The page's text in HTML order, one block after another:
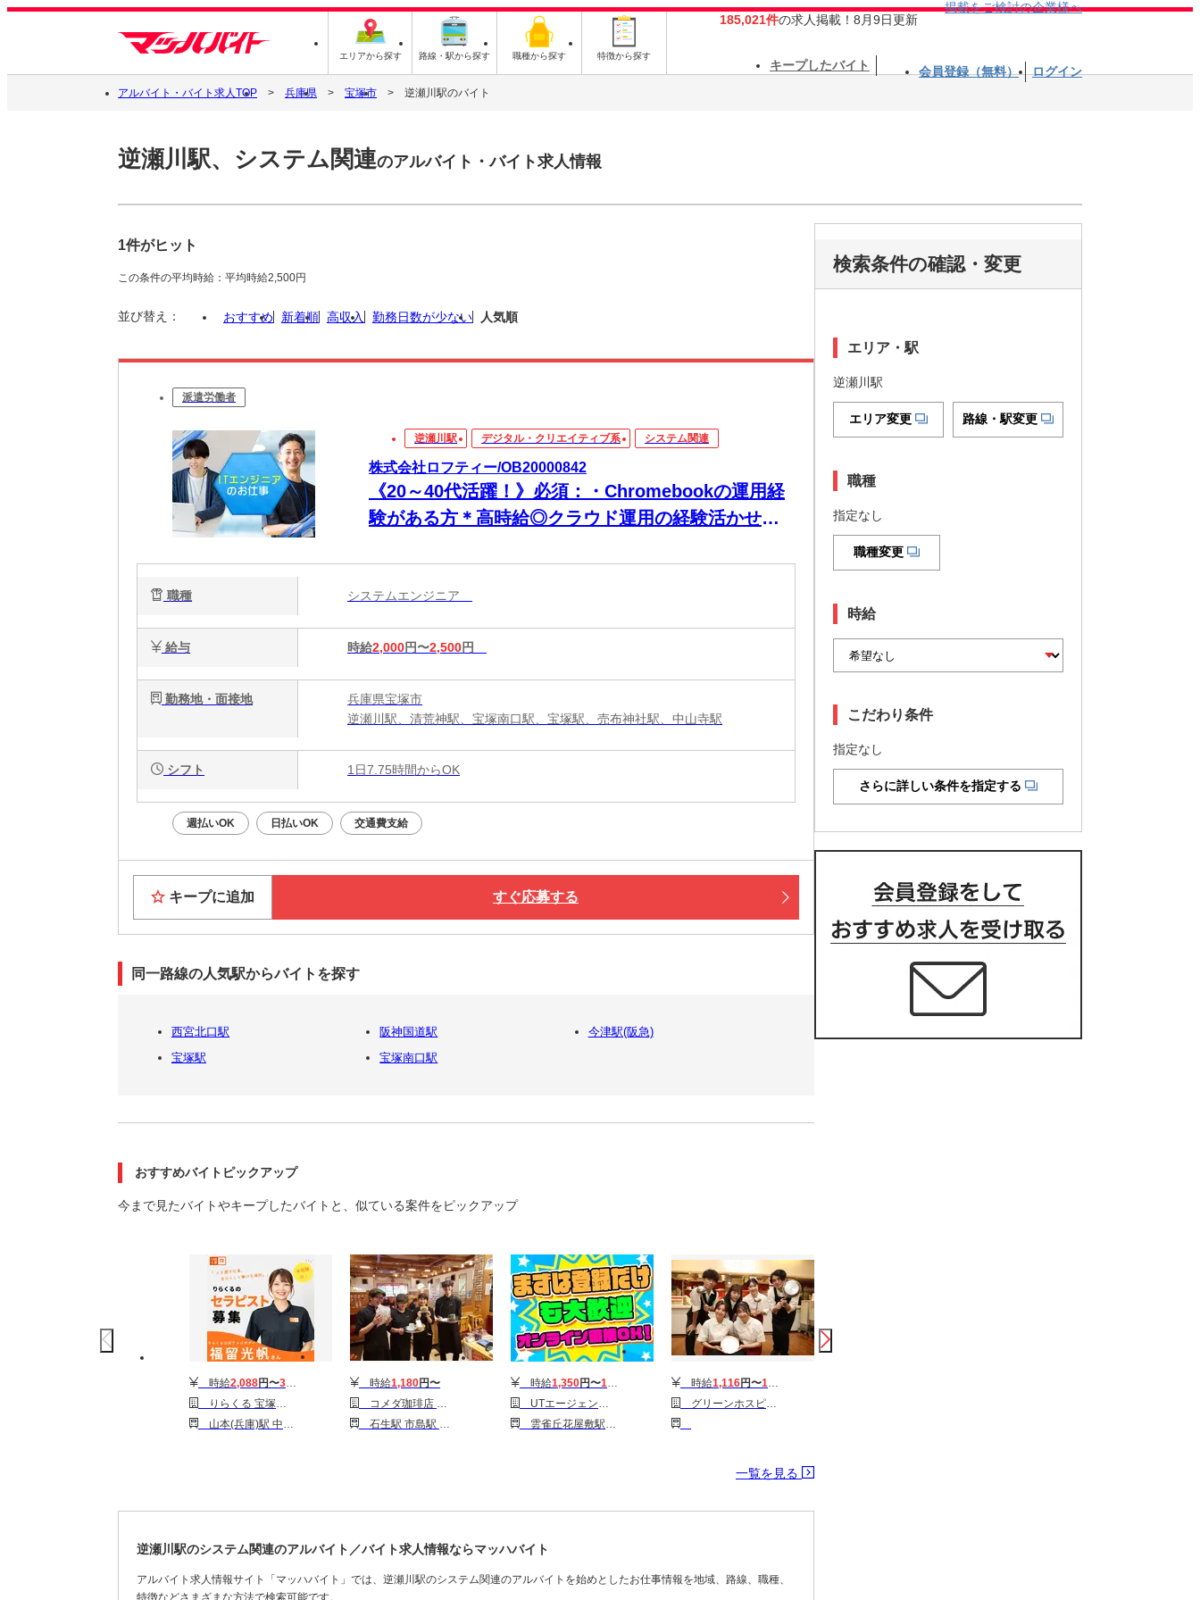
エリアから探す 路線・駅から探す 職種から探す 特徴から探す
185,021件の求人掲載！8月9日更新
掲載をご検討の企業様へ
キープしたバイト 会員登録（無料） ログイン
アルバイト・バイト求人TOP 兵庫県 宝塚市 逆瀬川駅のバイト
逆瀬川駅、システム関連のアルバイト・バイト求人情報
1件がヒット
この条件の平均時給：平均時給2,500円
並び替え： おすすめ 新着順 高収入 勤務日数が少ない 人気順
派遣労働者
逆瀬川駅 デジタル・クリエイティブ系 システム関連
株式会社ロフティー/OB20000842
《20～40代活躍！》必須：・Chromebookの運用経
験がある方＊高時給◎クラウド運用の経験活かせ
職種 システムエンジニア
給与 時給2,000円〜2,500円
勤務地・面接地
兵庫県宝塚市
逆瀬川駅、清荒神駅、宝塚南口駅、宝塚駅、売布神社駅、中山寺駅
シフト 1日7.75時間からOK
週払いOK 日払いOK 交通費支給
キープに追加 すぐ応募する
同一路線の人気駅からバイトを探す
西宮北口駅 阪神国道駅
今津駅(阪急)
宝塚駅
宝塚南口駅
おすすめバイトピックアップ
今まで見たバイトやキープしたバイトと、似ている案件をピックアップ
時給2,088円〜3,510
りらくる 宝塚山本丸橋店
山本(兵庫)駅 中山寺駅 川西池田駅
時給1,180円〜
コメダ珈琲店 丹波ゆめタウン店(アルバイト・パート)
石生駅 市島駅 柏原(兵庫)駅
時給1,350円〜1,800
UTエージェント株式会社 大阪AU_兵庫県宝塚市
雲雀丘花屋敷駅 売布神社駅 山本(兵庫)駅
時給1,116円〜1,140
グリーンホスピタリティフードサービス株式会社_伊丹市の企業内社員食堂_0H4741
一覧を見る
逆瀬川駅のシステム関連のアルバイト／バイト求人情報ならマッハバイト
アルバイト求人情報サイト「マッハバイト」では、逆瀬川駅のシステム関連のアルバイトを始めとしたお仕事情報を地域、路線、職種、
特徴などさまざまな方法で検索可能です。
検索条件の確認・変更
エリア・駅
逆瀬川駅
エリア変更 路線・駅変更
職種
指定なし
職種変更
時給
こだわり条件
指定なし
さらに詳しい条件を指定する